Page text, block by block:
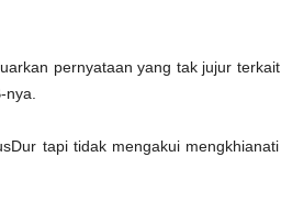
pernyataan yang tak jujur terkait
tapi tidak mengakui mengkhianati